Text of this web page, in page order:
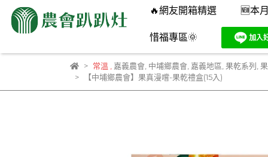
🔥網友開箱精選 🆕本
惜福專區🌞
常溫 嘉義農會, 中埔鄉農會, 嘉義地區 果乾系列
【中埔鄉農會】果真漫嚐-果乾禮盒(15入)